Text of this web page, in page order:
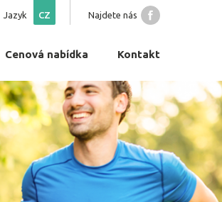
Najdete nás
Jazyk CZ
Cenová nabídka Kontakt